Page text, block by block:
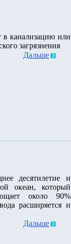
в канализацию или
загрязнения
Дальше
десятилетие и
океан, который
около 90%
расширяется и
Дальше